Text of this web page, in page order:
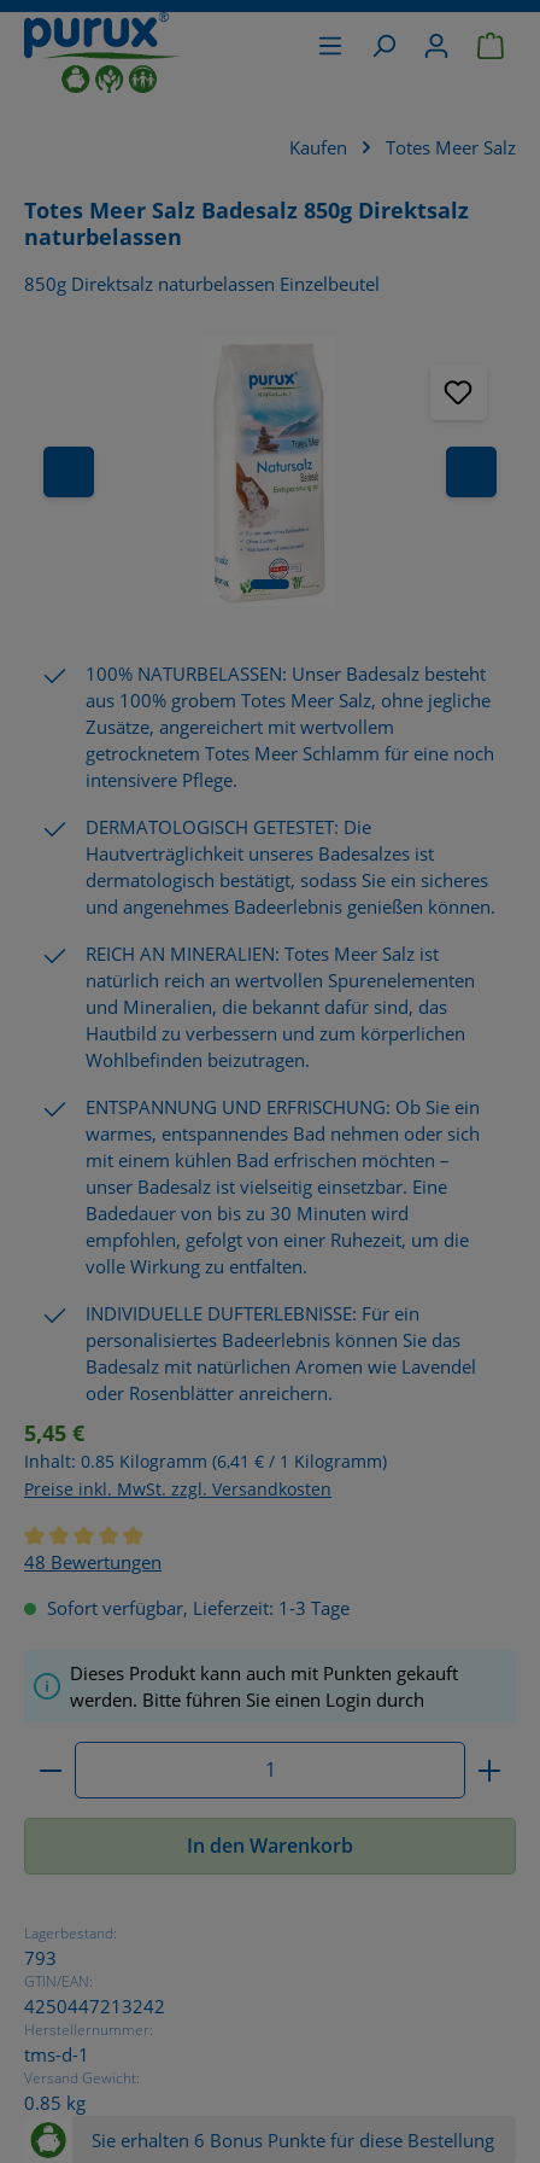
springen
Kaufen Totes Meer Salz
Totes Meer Salz Badesalz 850g Direktsalz
naturbelassen
850g Direktsalz naturbelassen Einzelbeutel
100% NATURBELASSEN: Unser Badesalz besteht
aus 100% grobem Totes Meer Salz, ohne jegliche
Zusätze, angereichert mit wertvollem
getrocknetem Totes Meer Schlamm für eine noch
intensivere Pflege.
DERMATOLOGISCH GETESTET: Die
Hautverträglichkeit unseres Badesalzes ist
dermatologisch bestätigt, sodass Sie ein sicheres
und angenehmes Badeerlebnis genießen können.
REICH AN MINERALIEN: Totes Meer Salz ist
natürlich reich an wertvollen Spurenelementen
und Mineralien, die bekannt dafür sind, das
Hautbild zu verbessern und zum körperlichen
Wohlbefinden beizutragen.
ENTSPANNUNG UND ERFRISCHUNG: Ob Sie ein
warmes, entspannendes Bad nehmen oder sich
mit einem kühlen Bad erfrischen möchten –
unser Badesalz ist vielseitig einsetzbar. Eine
Badedauer von bis zu 30 Minuten wird
empfohlen, gefolgt von einer Ruhezeit, um die
volle Wirkung zu entfalten.
INDIVIDUELLE DUFTERLEBNISSE: Für ein
personalisiertes Badeerlebnis können Sie das
Badesalz mit natürlichen Aromen wie Lavendel
oder Rosenblätter anreichern.
5,45 €
Inhalt: 0.85 Kilogramm (6,41 € / 1 Kilogramm)
Preise inkl. MwSt. zzgl. Versandkosten
Durchschnittliche Bewertung von 4.9 von 5 Sternen
48 Bewertungen
Sofort verfügbar, Lieferzeit: 1-3 Tage
Dieses Produkt kann auch mit Punkten gekauft
werden. Bitte führen Sie einen Login durch
Produkt Anzahl: Gib den gewünschten Wert ein
In den Warenkorb
Lagerbestand:
793
GTIN/EAN:
4250447213242
Herstellernummer:
tms-d-1
Versand Gewicht:
0.85 kg
Sie erhalten 6 Bonus Punkte für diese Bestellung